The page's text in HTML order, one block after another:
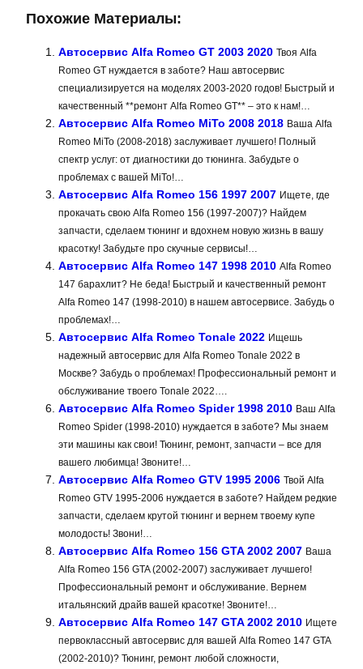
Похожие Материалы:
Автосервис Alfa Romeo GT 2003 2020 Твоя Alfa
Romeo GT нуждается в заботе? Наш автосервис
специализируется на моделях 2003-2020 годов! Быстрый и
качественный **ремонт Alfa Romeo GT** – это к нам!…
Автосервис Alfa Romeo MiTo 2008 2018 Ваша Alfa
Romeo MiTo (2008-2018) заслуживает лучшего! Полный
спектр услуг: от диагностики до тюнинга. Забудьте о
проблемах с вашей MiTo!…
Автосервис Alfa Romeo 156 1997 2007 Ищете, где
прокачать свою Alfa Romeo 156 (1997-2007)? Найдем
запчасти, сделаем тюнинг и вдохнем новую жизнь в вашу
красотку! Забудьте про скучные сервисы!…
Автосервис Alfa Romeo 147 1998 2010 Alfa Romeo
147 барахлит? Не беда! Быстрый и качественный ремонт
Alfa Romeo 147 (1998-2010) в нашем автосервисе. Забудь о
проблемах!…
Автосервис Alfa Romeo Tonale 2022 Ищешь
надежный автосервис для Alfa Romeo Tonale 2022 в
Москве? Забудь о проблемах! Профессиональный ремонт и
обслуживание твоего Tonale 2022….
Автосервис Alfa Romeo Spider 1998 2010 Ваш Alfa
Romeo Spider (1998-2010) нуждается в заботе? Мы знаем
эти машины как свои! Тюнинг, ремонт, запчасти – все для
вашего любимца! Звоните!…
Автосервис Alfa Romeo GTV 1995 2006 Твой Alfa
Romeo GTV 1995-2006 нуждается в заботе? Найдем редкие
запчасти, сделаем крутой тюнинг и вернем твоему купе
молодость! Звони!…
Автосервис Alfa Romeo 156 GTA 2002 2007 Ваша
Alfa Romeo 156 GTA (2002-2007) заслуживает лучшего!
Профессиональный ремонт и обслуживание. Вернем
итальянский драйв вашей красотке! Звоните!…
Автосервис Alfa Romeo 147 GTA 2002 2010 Ищете
первоклассный автосервис для вашей Alfa Romeo 147 GTA
(2002-2010)? Тюнинг, ремонт любой сложности,